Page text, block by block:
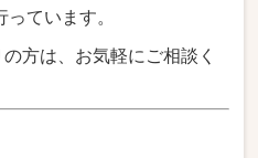
っています。
方は、お気軽にご相談く